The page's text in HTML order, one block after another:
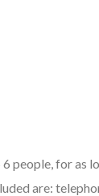
people, for as
are: